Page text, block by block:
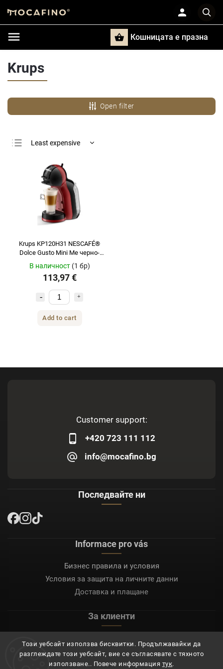
Този уебсайт използва бисквитки. Продължавайки да
разглеждате този уебсайт, вие се съгласявате с тяхното
използване.. Повече информация тук.
Кошницата e празна
Krups
Open filter
Least expensive
Bestsellers
Alphabetically
Krups KP120H31 NESCAFÉ®
Dolce Gusto Mini Me черно-
В наличност (1 бр)
113,97 €
Add to cart
Customer support:
+420 723 111 112
info@mocafino.bg
Последвайте ни
Informace pro vás
Бизнес правила и условия
Условия за защита на личните данни
Доставка и плащане
За клиенти
Регистрация
Вход